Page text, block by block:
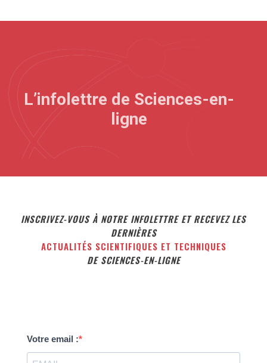
L’infolettre de Sciences-en-
ligne
INSCRIVEZ-VOUS À NOTRE INFOLETTRE ET RECEVEZ LES
DERNIÈRES
ACTUALITÉS SCIENTIFIQUES ET TECHNIQUES
DE SCIENCES-EN-LIGNE